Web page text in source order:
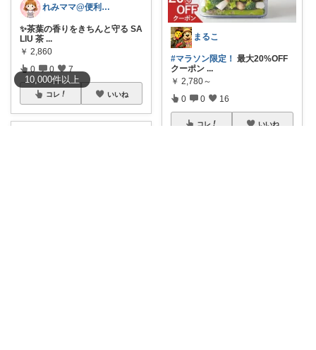
10,000件以上
れみママ@便利雑貨¸¸kids
✨茶葉の香りをきちんと守る SA
LIU 茶 ...
￥ 2,860
0 0 7
コレ いいね
まるこ
#マラソン限定！ 最大20%OFF
クーポン ...
￥ 2,780～
0 0 16
コレ いいね